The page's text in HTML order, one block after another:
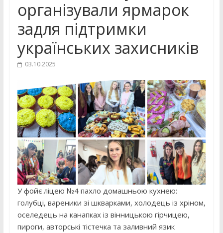
організували ярмарок
задля підтримки
українських захисників
03.10.2025
У фойє ліцею №4 пахло домашньою кухнею:
голубці, вареники зі шкварками, холодець із хріном,
оселедець на канапках із вінницькою гірчицею,
пироги, авторські тістечка та заливний язик